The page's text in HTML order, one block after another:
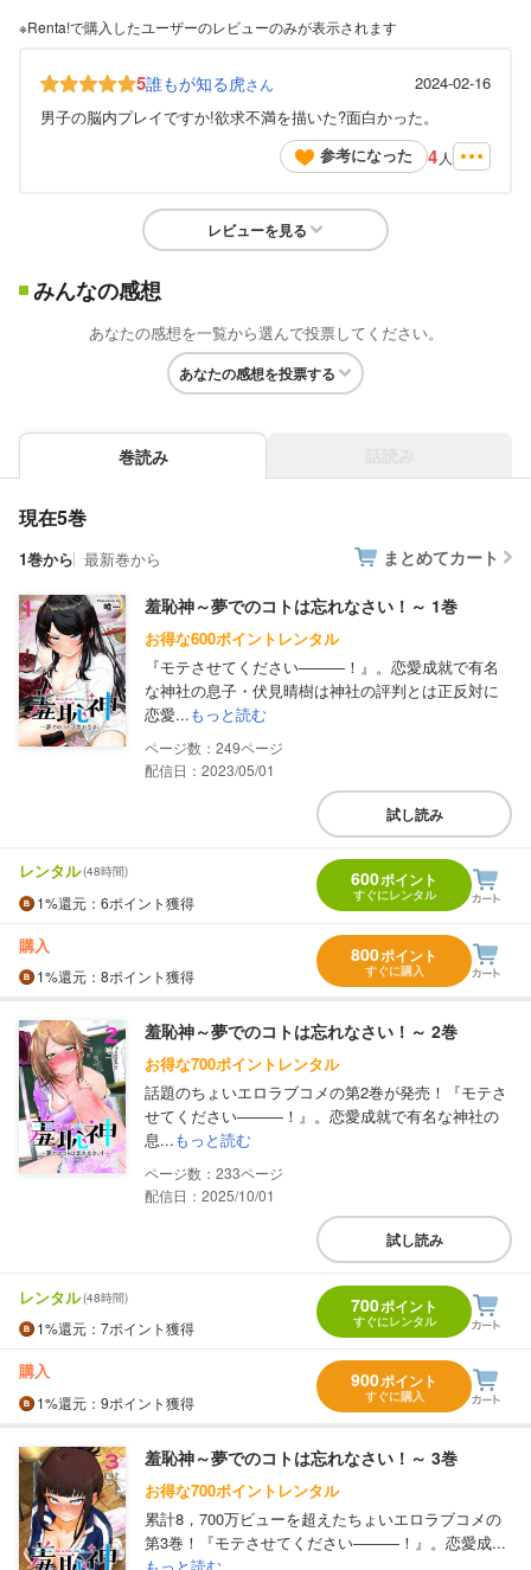
※Renta!で購入したユーザーのレビューのみが表示されます
5誰もが知る虎さん
2024-02-16
男子の脳内プレイですか!欲求不満を描いた?面白かった。
参考になった
4 人
レビューを見る
みんなの感想
あなたの感想を一覧から選んで投票してください。
あなたの感想を投票する
巻読み
現在5巻
1巻から 最新巻から まとめてカート
羞恥神～夢でのコトは忘れなさい！～ 1巻
お得な600ポイントレンタル
『モテさせてください―――！』。恋愛成就で有名
な神社の息子・伏見晴樹は神社の評判とは正反対に
恋愛...もっと読む
249
配信日：2023/05/01
試し読み
レンタル(48時間)
1%還元 ：6ポイント獲得
600ポイント
すぐにレンタル
購入
1%還元 ：8ポイント獲得
800ポイント
すぐに購入
羞恥神～夢でのコトは忘れなさい！～ 2巻
お得な700ポイントレンタル
話題のちょいエロラブコメの第2巻が発売！『モテさ
せてください―――！』。恋愛成就で有名な神社の
息...もっと読む
233
配信日：2025/10/01
試し読み
レンタル(48時間)
1%還元 ：7ポイント獲得
700ポイント
すぐにレンタル
購入
1%還元 ：9ポイント獲得
900ポイント
すぐに購入
羞恥神～夢でのコトは忘れなさい！～ 3巻
お得な700ポイントレンタル
累計8，700万ビューを超えたちょいエロラブコメの
第3巻！『モテさせてください―――！』。恋愛成...